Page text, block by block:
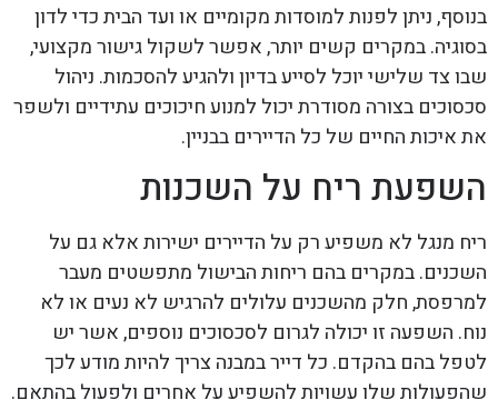
בנוסף, ניתן לפנות למוסדות מקומיים או ועד הבית כדי לדון
בסוגיה. במקרים קשים יותר, אפשר לשקול גישור מקצועי,
שבו צד שלישי יוכל לסייע בדיון ולהגיע להסכמות. ניהול
סכסוכים בצורה מסודרת יכול למנוע חיכוכים עתידיים ולשפר
את איכות החיים של כל הדיירים בבניין.
השפעת ריח על השכנות
ריח מנגל לא משפיע רק על הדיירים ישירות אלא גם על
השכנים. במקרים בהם ריחות הבישול מתפשטים מעבר
למרפסת, חלק מהשכנים עלולים להרגיש לא נעים או לא
נוח. השפעה זו יכולה לגרום לסכסוכים נוספים, אשר יש
לטפל בהם בהקדם. כל דייר במבנה צריך להיות מודע לכך
שהפעולות שלו עשויות להשפיע על אחרים ולפעול בהתאם.